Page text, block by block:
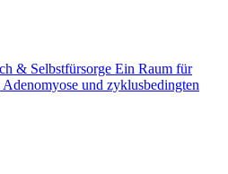
& Selbstfürsorge Ein Raum für
und zyklusbedingten